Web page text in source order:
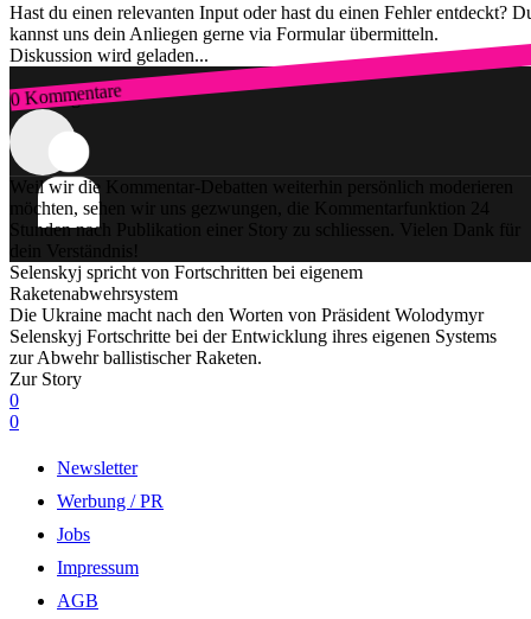
Hast du einen relevanten Input oder hast du einen Fehler entdeckt?
kannst uns dein Anliegen gerne via Formular übermitteln.
Diskussion wird geladen...
0 Kommentare
Zum Login
Weil wir die Kommentar-Debatten weiterhin persönlich moderieren
möchten, sehen wir uns gezwungen, die Kommentarfunktion 24
Stunden nach Publikation einer Story zu schliessen. Vielen Dank für
dein Verständnis!
Selenskyj spricht von Fortschritten bei eigenem
Raketenabwehrsystem
Die Ukraine macht nach den Worten von Präsident Wolodymyr
Selenskyj Fortschritte bei der Entwicklung ihres eigenen Systems
zur Abwehr ballistischer Raketen.
Zur Story
0
0
Newsletter
Werbung / PR
Jobs
Impressum
AGB